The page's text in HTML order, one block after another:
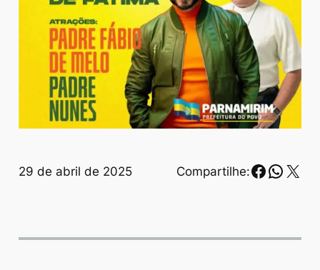
29 de abril de 2025 Compartilhe: X